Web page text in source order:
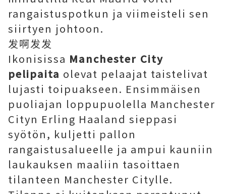
rangaistuspotkun ja viimeisteli sen
siirtyen johtoon.
发啊发发
Ikonisissa Manchester City
pelipaita olevat pelaajat taistelivat
lujasti toipuakseen. Ensimmäisen
puoliajan loppupuolella Manchester
Cityn Erling Haaland sieppasi
syötön, kuljetti pallon
rangaistusalueelle ja ampui kauniin
laukauksen maaliin tasoittaen
tilanteen Manchester Citylle.